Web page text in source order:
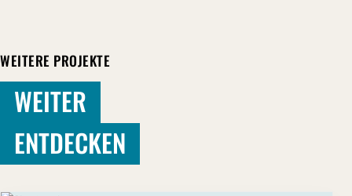
WEITERE PROJEKTE
WEITER
ENTDECKEN